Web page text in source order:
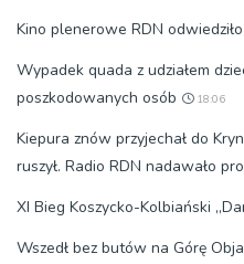
Kino plenerowe RDN
Wypadek quada z udziałem
poszkodowanych osób
18:06
Kiepura znów przyjechał do
ruszył. Radio RDN nadawało
XI Bieg Koszycko-Kolbiański
Wszedł bez butów na Górę